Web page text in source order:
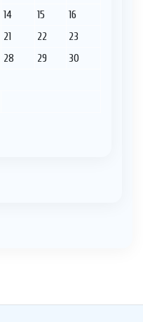
14 15
16
21 22
23
28 29
30